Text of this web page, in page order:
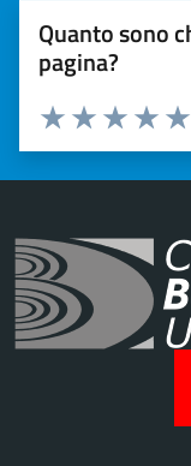
Quanto sono
pagina?
Valuta
Valuta 3
Valuta 2 stelle
Valuta 1 stelle su 5